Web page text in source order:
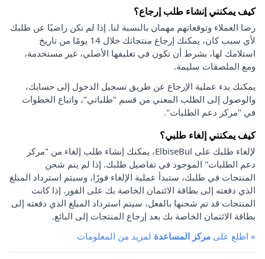
كيف يمكنني إنشاء طلب إرجاع؟
رضا العملاء وتوقعاتهم مهمان بالنسبة لنا. إذا لم تكن راضيًا عن طلبك
لأي سبب كان، يمكنك إرجاع منتجاتك خلال 14 يومًا من تاريخ
استلامك لها، بشرط أن تكون في تغليفها الأصلي، غير مستخدمة،
ومع الملصقات سليمة.
يمكنك بدء عملية الإرجاع عن طريق تسجيل الدخول إلى حسابك،
والوصول إلى الطلب المعني من قسم "طلباتي"، واتباع الخطوات
في "مركز دعم الطلبات".
كيف يمكنني إلغاء طلبي؟
لإلغاء طلبك على ElbiseBul، يمكنك إنشاء طلب إلغاء من "مركز
دعم الطلبات" الموجود في تفاصيل طلبك. إذا لم يتم شحن
المنتجات في طلبك، ستبدأ عملية الإلغاء فورًا، وسيتم استرداد المبلغ
الذي دفعته إلى بطاقة الائتمان الخاصة بك على الفور. إذا كانت
المنتجات قد تم شحنها بالفعل، سيتم استرداد المبلغ الذي دفعته إلى
بطاقة الائتمان الخاصة بك بعد إرجاع المنتجات إلى البائع.
» اطلع على مركز المساعدة لمزيد من المعلومات